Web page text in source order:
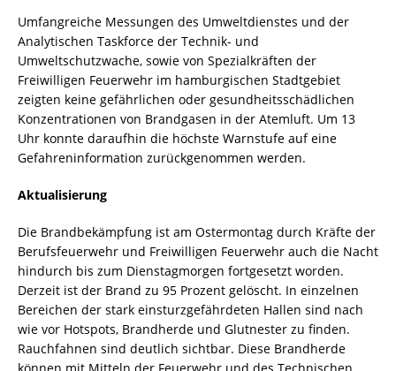
Umfangreiche Messungen des Umweltdienstes und der
Analytischen Taskforce der Technik- und
Umweltschutzwache, sowie von Spezialkräften der
Freiwilligen Feuerwehr im hamburgischen Stadtgebiet
zeigten keine gefährlichen oder gesundheitsschädlichen
Konzentrationen von Brandgasen in der Atemluft. Um 13
Uhr konnte daraufhin die höchste Warnstufe auf eine
Gefahreninformation zurückgenommen werden.
Aktualisierung
Die Brandbekämpfung ist am Ostermontag durch Kräfte der
Berufsfeuerwehr und Freiwilligen Feuerwehr auch die Nacht
hindurch bis zum Dienstagmorgen fortgesetzt worden.
Derzeit ist der Brand zu 95 Prozent gelöscht. In einzelnen
Bereichen der stark einsturzgefährdeten Hallen sind nach
wie vor Hotspots, Brandherde und Glutnester zu finden.
Rauchfahnen sind deutlich sichtbar. Diese Brandherde